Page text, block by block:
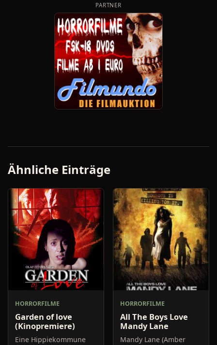
PARTNER
Ähnliche Einträge
HORRORFILME
Garden of love
(Kinopremiere)
Eine Hippiekommune
HORRORFILME
All The Boys Love
Mandy Lane
Mandy Lane (Amber